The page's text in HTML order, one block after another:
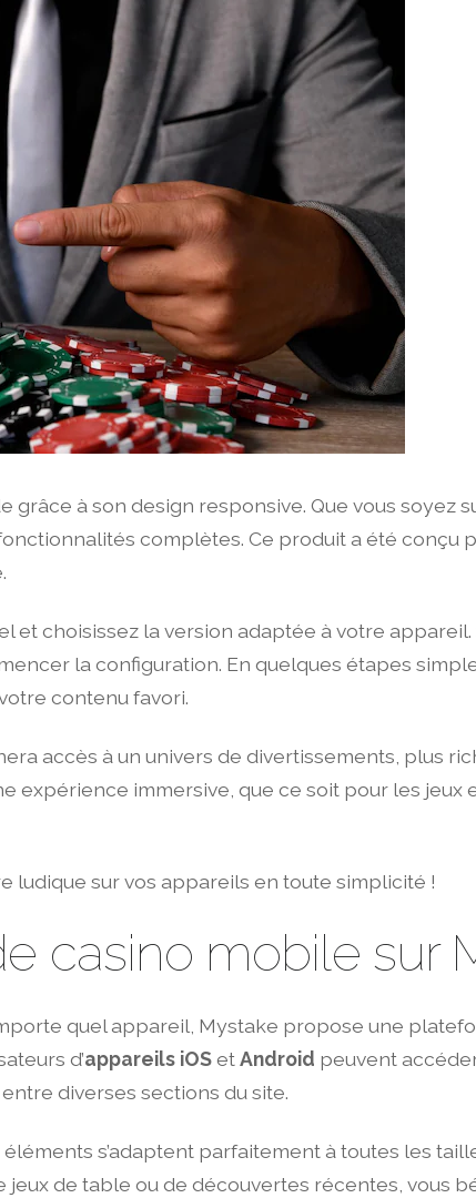
grâce à son design responsive. Que vous soyez
complètes. Ce produit a été conçu
et choisissez la version adaptée à votre
la configuration. En quelques étapes
contenu favori.
accès à un univers de divertissements, plus
expérience immersive, que ce soit pour les jeux
ludique sur vos appareils en toute simplicité !
casino mobile sur
quel appareil, Mystake propose une
d’appareils iOSetAndroid peuvent
diverses sections du site.
s’adaptent parfaitement à toutes les
jeux de table ou de découvertes récentes, vous